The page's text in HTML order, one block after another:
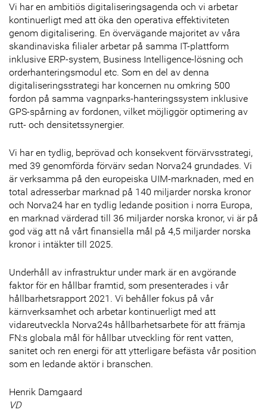
Vi har en ambitiös digitaliseringsagenda och vi arbetar
kontinuerligt med att öka den operativa effektiviteten
genom digitalisering. En övervägande majoritet av våra
skandinaviska filialer arbetar på samma IT-plattform
inklusive ERP-system, Business Intelligence-lösning och
orderhanteringsmodul etc. Som en del av denna
digitaliseringsstrategi har koncernen nu omkring 500
fordon på samma vagnparks-hanteringssystem inklusive
GPS-spårning av fordonen, vilket möjliggör optimering av
rutt- och densitetssynergier.
Vi har en tydlig, beprövad och konsekvent förvärvsstrategi,
med 39 genomförda förvärv sedan Norva24 grundades. Vi
är verksamma på den europeiska UIM-marknaden, med en
total adresserbar marknad på 140 miljarder norska kronor
och Norva24 har en tydlig ledande position i norra Europa,
en marknad värderad till 36 miljarder norska kronor, vi är på
god väg att nå vårt finansiella mål på 4,5 miljarder norska
kronor i intäkter till 2025.
Underhåll av infrastruktur under mark är en avgörande
faktor för en hållbar framtid, som presenterades i vår
hållbarhetsrapport 2021. Vi behåller fokus på vår
kärnverksamhet och arbetar kontinuerligt med att
vidareutveckla Norva24s hållbarhetsarbete för att främja
FN:s globala mål för hållbar utveckling för rent vatten,
sanitet och ren energi för att ytterligare befästa vår position
som en ledande aktör i branschen.
Henrik Damgaard
VD